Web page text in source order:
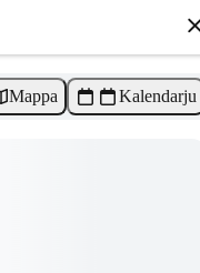
Mappa Kalendarju